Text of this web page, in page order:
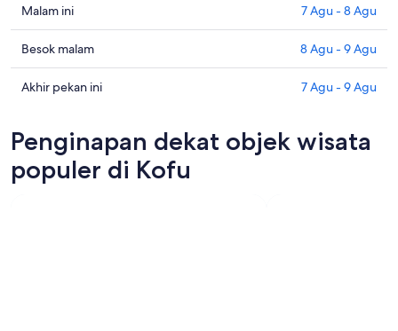
Cek
harga
di
Kofu
untuk
7
-
Malam ini 7 Agu - 8 Agu
Cek
harga
di
besok
malam,
8
Besok malam 8 Agu - 9 Agu
Cek
Kofu
untuk
akhir
Akhir pekan ini 7 Agu - 9 Agu
Penginapan dekat objek wisata
populer di Kofu